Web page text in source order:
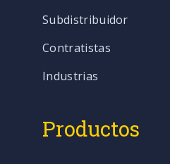
Subdistribuidor
Contratistas
Industrias
Productos